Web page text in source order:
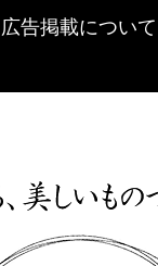
広告掲載について